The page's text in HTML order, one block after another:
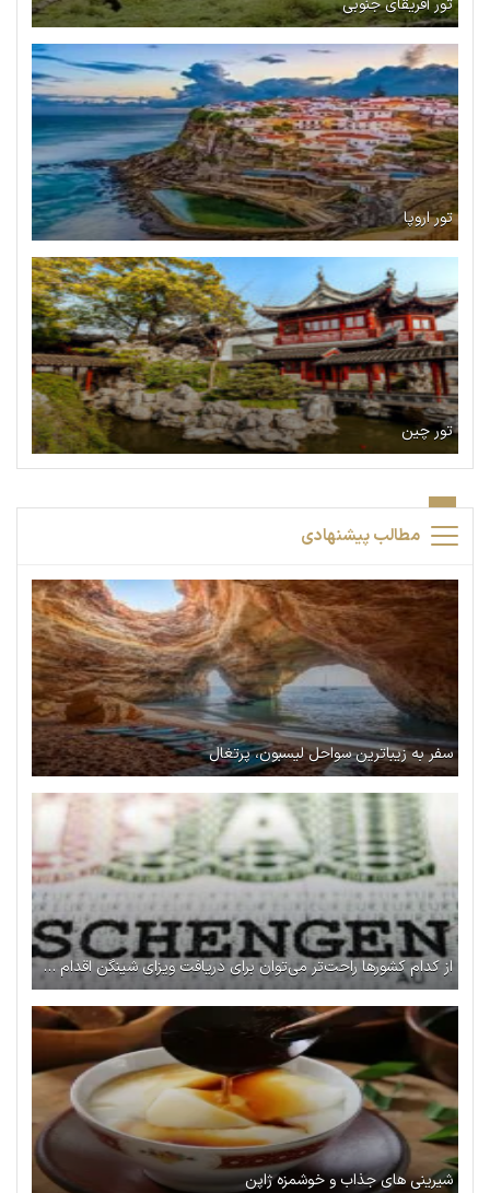
تور آفریقای جنوبی
تور اروپا
تور چین
مطالب پیشنهادی
سفر به زیباترین سواحل لیسبون، پرتغال
از کدام کشورها راحت‌تر می‌توان برای دریافت ویزای شینگن اقدام کرد؟
شیرینی های جذاب و خوشمزه ژاپن